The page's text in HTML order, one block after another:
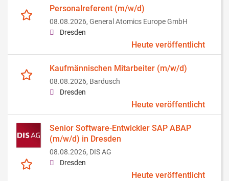
Personalreferent (m/w/d)
08.08.2026, General Atomics Europe GmbH
Dresden
Heute veröffentlicht
Kaufmännischen Mitarbeiter (m/w/d)
08.08.2026, Bardusch
Dresden
Heute veröffentlicht
Senior Software-Entwickler SAP ABAP
(m/w/d) in Dresden
08.08.2026, DIS AG
Dresden
Heute veröffentlicht